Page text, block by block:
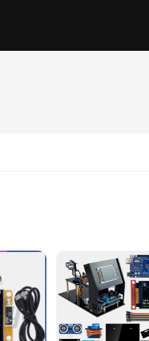
a vivid and clear display,
projects, from educational